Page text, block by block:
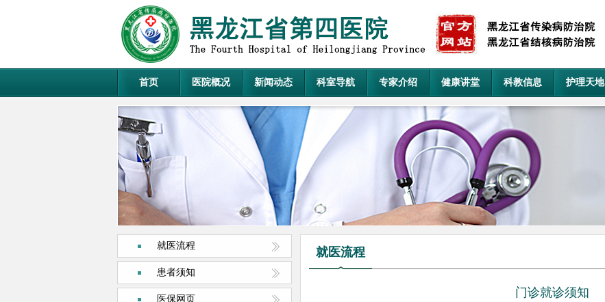
首页 医院概况 新闻动态 科室导航 专家介绍 健康讲堂 科教信息 护理天地
就医流程
患者须知
医保网页
就医流程
门诊就诊须知